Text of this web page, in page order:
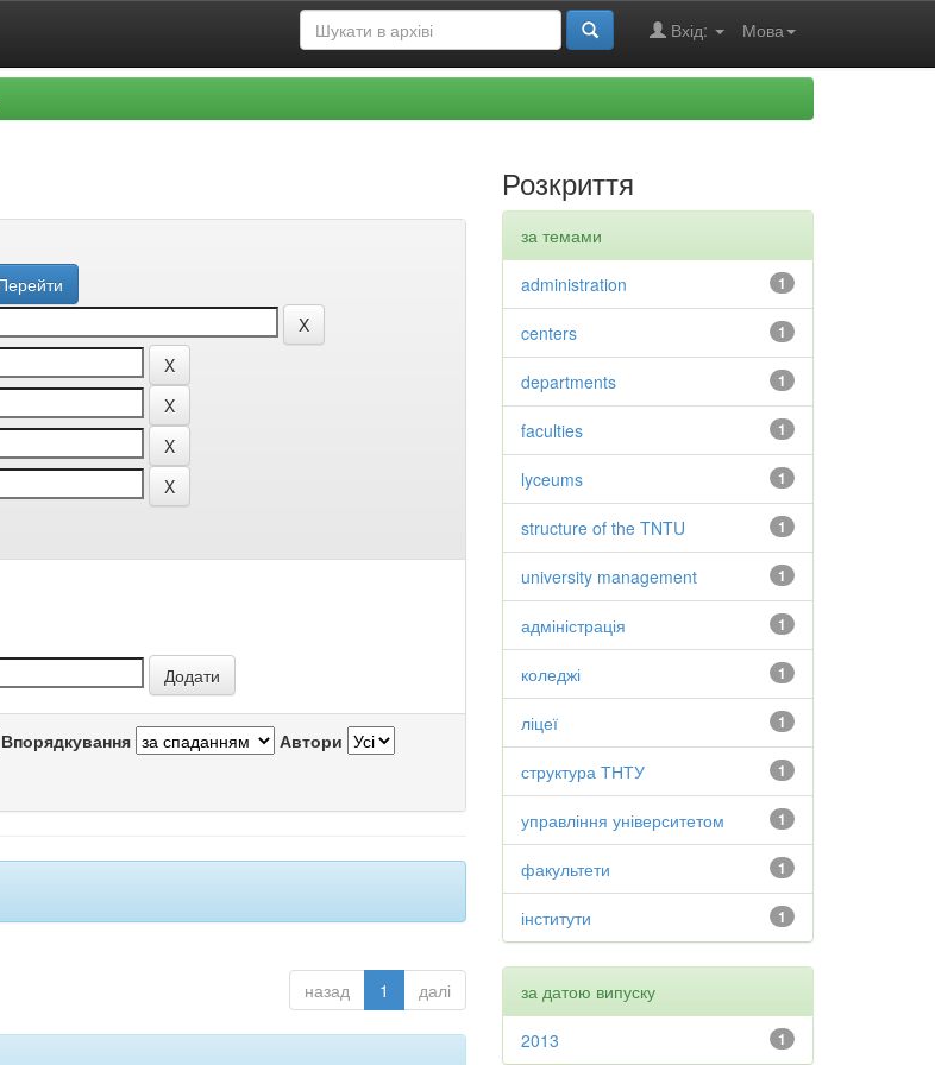
Мова
Вхід:
Впорядкування Автори
назад 1 далі
Розкриття
за темами
1
administration
1
centers
1
departments
1
faculties
1
lyceums
1
structure of the TNTU
1
university management
1
адміністрація
1
коледжі
1
ліцеї
1
структура ТНТУ
1
управління університетом
1
факультети
1
інститути
за датою випуску
1
2013